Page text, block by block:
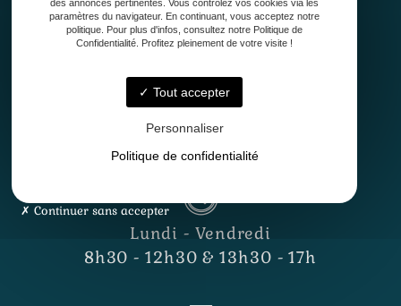
Contact
33127 Saint-Jean-d'Illac
Lundi - Vendredi
8h30 - 12h30 & 13h30 - 17h
des annonces pertinentes. Vous contrôlez vos cookies via les
paramètres du navigateur. En continuant, vous acceptez notre
politique. Pour plus d'infos, consultez notre Politique de
Confidentialité. Profitez pleinement de votre visite !
Tout accepter
Personnaliser
Politique de confidentialité
Continuer sans accepter